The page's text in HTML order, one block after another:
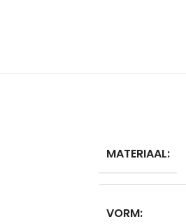
MATERIAAL:
VORM: